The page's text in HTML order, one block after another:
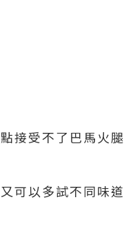
接受不了巴馬火腿
可以多試不同味道